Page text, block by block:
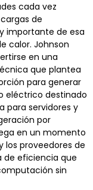
cada vez
de
importante de esa
calor. Johnson
en una
que plantea
para generar
eléctrico destinado
para servidores y
por
en un momento
los proveedores de
de eficiencia que
sin